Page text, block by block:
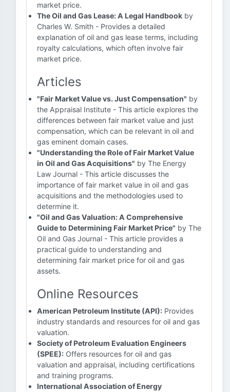
market price.
The Oil and Gas Lease: A Legal Handbook by
Charles W. Smith - Provides a detailed
explanation of oil and gas lease terms, including
royalty calculations, which often involve fair
market price.
Articles
"Fair Market Value vs. Just Compensation" by
the Appraisal Institute - This article explores the
differences between fair market value and just
compensation, which can be relevant in oil and
gas eminent domain cases.
"Understanding the Role of Fair Market Value
in Oil and Gas Acquisitions" by The Energy
Law Journal - This article discusses the
importance of fair market value in oil and gas
acquisitions and the methodologies used to
determine it.
"Oil and Gas Valuation: A Comprehensive
Guide to Determining Fair Market Price" by The
Oil and Gas Journal - This article provides a
practical guide to understanding and
determining fair market price for oil and gas
assets.
Online Resources
American Petroleum Institute (API): Provides
industry standards and resources for oil and gas
valuation.
Society of Petroleum Evaluation Engineers
(SPEE): Offers resources for oil and gas
valuation and appraisal, including certifications
and training programs.
International Association of Energy